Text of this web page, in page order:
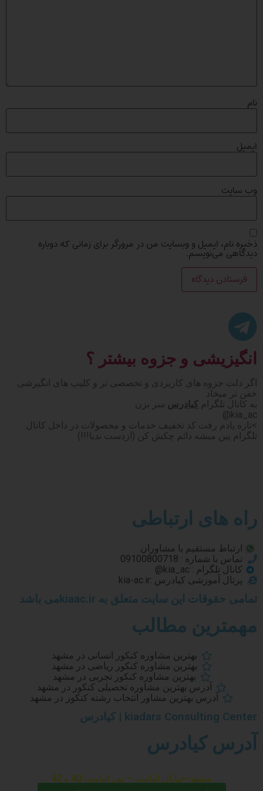
نام
ایمیل
وب‌ سایت
ذخیره نام، ایمیل و وبسایت من در مرورگر برای زمانی که دوباره
دیدگاهی می‌نویسم.
انگیزیشی و جزوه بیشتر ؟
اگر دلت جزوه های کاربردی و تخصصی تر و کلیپ های انگیزشی
خفن تر میخاد
به کانال تلگرام کیادرس سر بزن
kia_ac@
>تازه یادم رفت کد تخفیف خدمات و محصولات در داخل کانال
تلگرام پین میشه دائم چکش کن (ازدست ندیا!!!)
راه های ارتباطی
ارتباط مستقیم با مشاوران
تماس با شماره : 09100800718
کانال تلگرام : kia_ac@
پرتال آموزشی کیادرس :kia-ac.ir
تمامی حقوقات این سایت متعلق به kiaac.irمی باشد
مهمترین مطالب
بهترین مشاوره کنکور انسانی در مشهد
بهترین مشاوره کنکور ریاضی در مشهد
بهترین مشاوره کنکور تجربی در مشهد
آدرس بهترین مشاوره تحصیلی کنکور در مشهد
آدرس بهترین مشاور انتخاب رشته کنکور در مشهد
kiadars Consulting Center | کیادرس
آدرس کیادرس
مشهد-خیابان امامت – بین امامت 40 و 42